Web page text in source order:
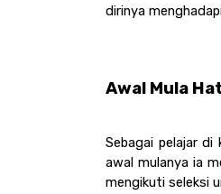
dirinya
Awal Mula
Sebagai pelajar
awal mulanya ia
mengikuti seleksi